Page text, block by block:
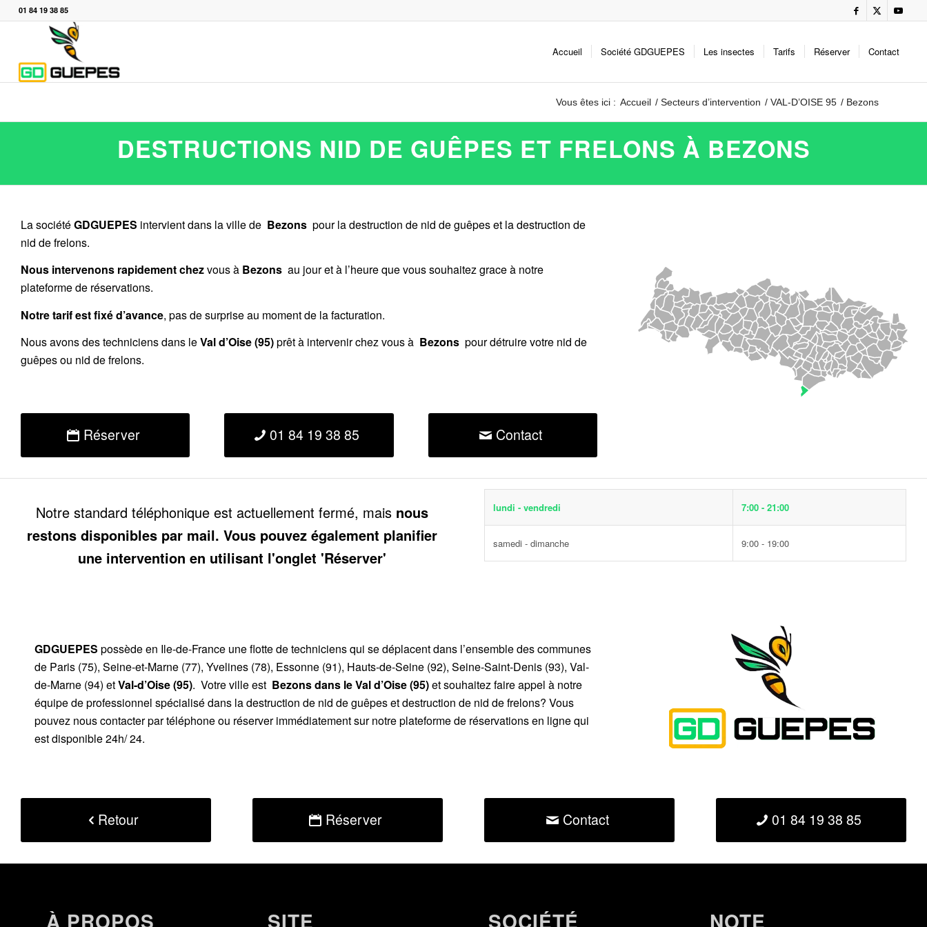
01 84 19 38 85
Accueil Société GDGUEPES Les insectes Tarifs Réserver Contact
Vous êtes ici : Accueil / Secteurs d’intervention / VAL-D’OISE 95 / Bezons
DESTRUCTIONS NID DE GUÊPES ET FRELONS À BEZONS
La sociétéGDGUEPES intervient dans la ville de Bezons pour la destruction de nid de guêpes et la destruction de
nid de frelons.
Nous intervenons rapidement chezvous à Bezons au jour et à l’heure que vous souhaitez grace à notre
plateforme de réservations.
Notre tarif est fixé d’avance, pas de surprise au moment de la facturation.
Nous avons des techniciens dans leVal d’Oise (95)prêt à intervenir chez vous à Bezons pour détruire votre nid de
guêpes ou nid de frelons.
Réserver 01 84 19 38 85 Contact
Notre standard téléphonique est actuellement fermé, mais nous
restons disponibles par mail. Vous pouvez également planifier
une intervention en utilisant l'onglet 'Réserver'
lundi - vendredi 7:00 - 21:00
samedi - dimanche 9:00 - 19:00
GDGUEPES possède en Ile-de-France une flotte de techniciens qui se déplacent dans l’ensemble des communes
de Paris (75), Seine-et-Marne (77), Yvelines (78), Essonne (91), Hauts-de-Seine (92), Seine-Saint-Denis (93), Val-
de-Marne (94) etVal-d’Oise (95). Votre ville est Bezons dans le Val d’Oise (95)et souhaitez faire appel à notre
équipe de professionnel spécialisé dans la destruction de nid de guêpes et destruction de nid de frelons? Vous
pouvez nous contacter par téléphone ou réserver immédiatement sur notre plateforme de réservations en ligne qui
est disponible 24h/ 24.
Retour Réserver Contact 01 84 19 38 85
À PROPOS SITE SOCIÉTÉ NOTE